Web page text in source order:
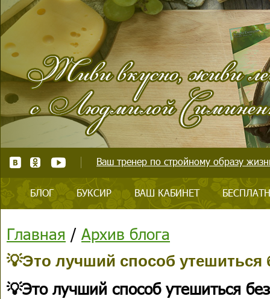
Ваш тренер по стройному образу
БЛОГ БУКСИР ВАШ КАБИНЕТ
Главная / Архив блога
💡Это лучший способ утешиться
💡Это лучший способ утешиться